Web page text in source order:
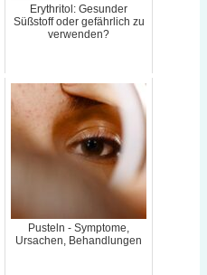
Erythritol: Gesunder
Süßstoff oder gefährlich zu
verwenden?
Pusteln - Symptome,
Ursachen, Behandlungen